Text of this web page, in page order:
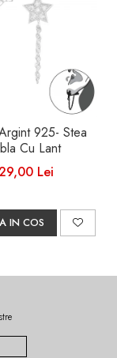
925- Stea
Cu Lant
Lei
IN COS